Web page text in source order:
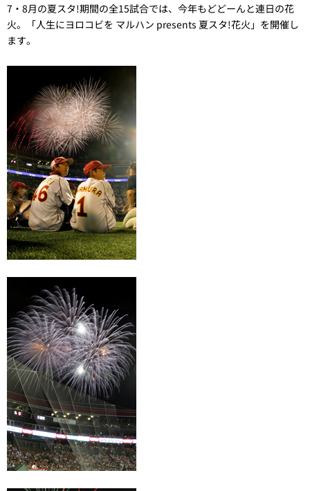
7・8月の夏スタ!期間の全15試合では、今年もどどーんと連日の花
火。「人生にヨロコビを マルハン presents 夏スタ!花火」を開催し
ます。